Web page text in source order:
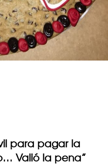
para pagar la
Valió la pena”